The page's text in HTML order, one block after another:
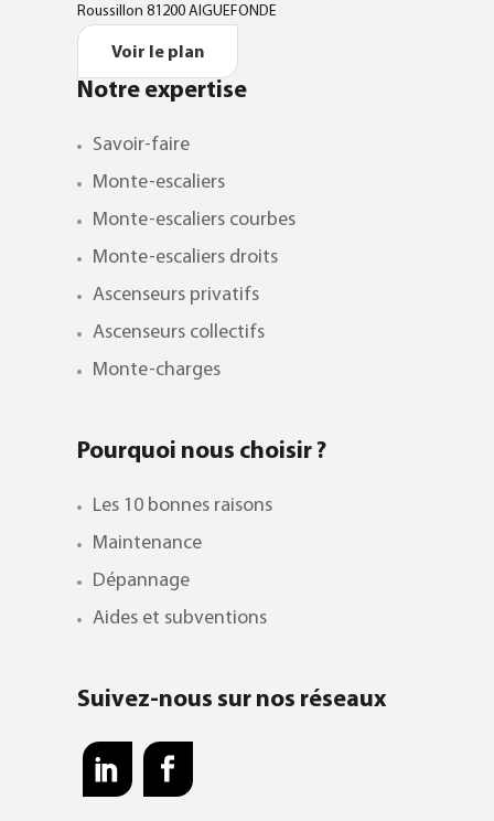
Roussillon 81200 AIGUEFONDE
Voir le plan
Notre expertise
Savoir-faire
Monte-escaliers
Monte-escaliers courbes
Monte-escaliers droits
Ascenseurs privatifs
Ascenseurs collectifs
Monte-charges
Pourquoi nous choisir ?
Les 10 bonnes raisons
Maintenance
Dépannage
Aides et subventions
Suivez-nous sur nos réseaux